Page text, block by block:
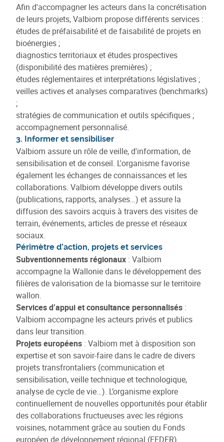
Afin d'accompagner les acteurs dans la concrétisation
de leurs projets, Valbiom propose différents services :
études de préfaisabilité et de faisabilité de projets en
bioénergies ;
diagnostics territoriaux et études prospectives
(disponibilité des matières premières) ;
études réglementaires et interprétations législatives ;
veilles actives et analyses comparatives (benchmarks)
;
stratégies de communication et outils spécifiques ;
accompagnement personnalisé.
3. Informer et sensibiliser
Valbiom assure un rôle de veille, d'information, de
sensibilisation et de conseil. L'organisme favorise
également les échanges de connaissances et les
collaborations. Valbiom développe divers outils
(publications, rapports, analyses…) et assure la
diffusion des savoirs acquis à travers des visites de
terrain, événements, articles de presse et réseaux
sociaux.
Périmètre d’action, projets et services
Subventionnements régionaux : Valbiom
accompagne la Wallonie dans le développement des
filières de valorisation de la biomasse sur le territoire
wallon.
Services d’appui et consultance personnalisés :
Valbiom accompagne les acteurs privés et publics
dans leur transition.
Projets européens : Valbiom met à disposition son
expertise et son savoir-faire dans le cadre de divers
projets transfrontaliers (communication et
sensibilisation, veille technique et technologique,
analyse de cycle de vie…). L’organisme explore
continuellement de nouvelles opportunités pour établir
des collaborations fructueuses avec les régions
voisines, notamment grâce au soutien du Fonds
européen de développement régional (FEDER).